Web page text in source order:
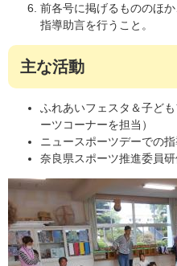
前各号に掲げるもののほ
指導助言を行うこと。
主な活動
ふれあいフェスタ＆子ど
ーツコーナーを担当）
ニュースポーツデーでの
奈良県スポーツ推進委員